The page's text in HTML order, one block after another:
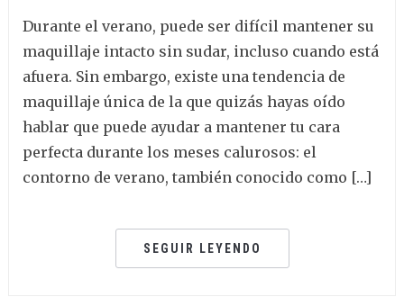
Durante el verano, puede ser difícil mantener su
maquillaje intacto sin sudar, incluso cuando está
afuera. Sin embargo, existe una tendencia de
maquillaje única de la que quizás hayas oído
hablar que puede ayudar a mantener tu cara
perfecta durante los meses calurosos: el
contorno de verano, también conocido como […]
SEGUIR LEYENDO